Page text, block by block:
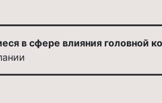
в сфере влияния головной